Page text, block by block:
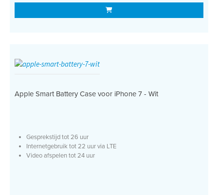
Apple Smart Battery Case voor iPhone 7 - Wit
Gesprekstijd tot 26 uur
Internetgebruik tot 22 uur via LTE
Video afspelen tot 24 uur